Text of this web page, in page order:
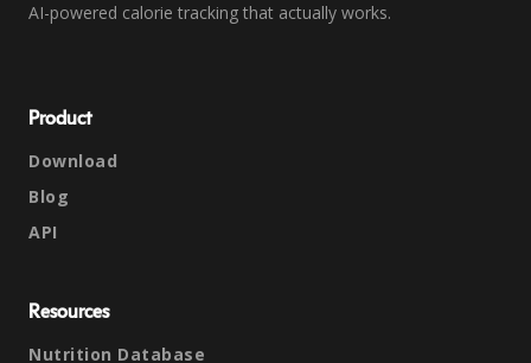
AI-powered calorie tracking that actually works.
Product
Download
Blog
API
Resources
Nutrition Database